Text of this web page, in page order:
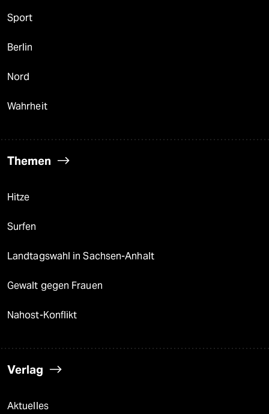
Sport
Berlin
Nord
Wahrheit
Themen
Hitze
Surfen
Landtagswahl in Sachsen-Anhalt
Gewalt gegen Frauen
Nahost-Konflikt
Verlag
Aktuelles